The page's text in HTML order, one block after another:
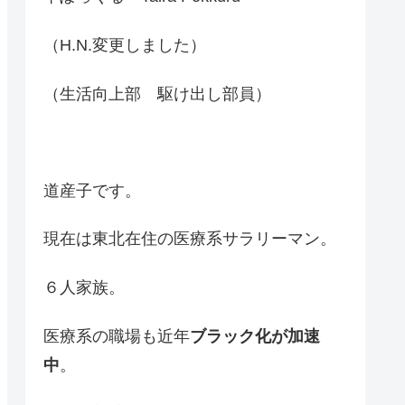
（H.N.変更しました）
（生活向上部 駆け出し部員）
道産子です。
現在は東北在住の医療系サラリーマン。
６人家族。
医療系の職場も近年ブラック化が加速
中。